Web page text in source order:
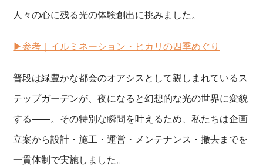
人々の心に残る光の体験創出に挑みました。
▶︎参考｜イルミネーション・ヒカリの四季めぐり
普段は緑豊かな都会のオアシスとして親しまれているス
テップガーデンが、夜になると幻想的な光の世界に変貌
する——。その特別な瞬間を叶えるため、私たちは企画
立案から設計・施工・運営・メンテナンス・撤去までを
一貫体制で実施しました。